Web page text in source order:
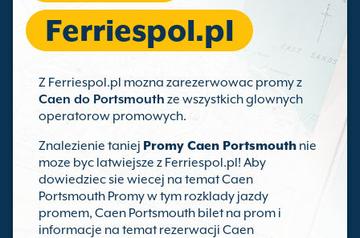
Ferriespol.pl
Z Ferriespol.pl mozna zarezerwowac promy z
Caen do Portsmouth ze wszystkich glownych
operatorow promowych.
Znalezienie taniej Promy Caen Portsmouth nie
moze byc latwiejsze z Ferriespol.pl! Aby
dowiedziec sie wiecej na temat Caen
Portsmouth Promy w tym rozklady jazdy
promem, Caen Portsmouth bilet na prom i
informacje na temat rezerwacji Caen